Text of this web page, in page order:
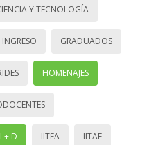
Y TECNOLOGÍA
INGRESO GRADUADOS
HOMENAJES
I + D IITEA IITAE